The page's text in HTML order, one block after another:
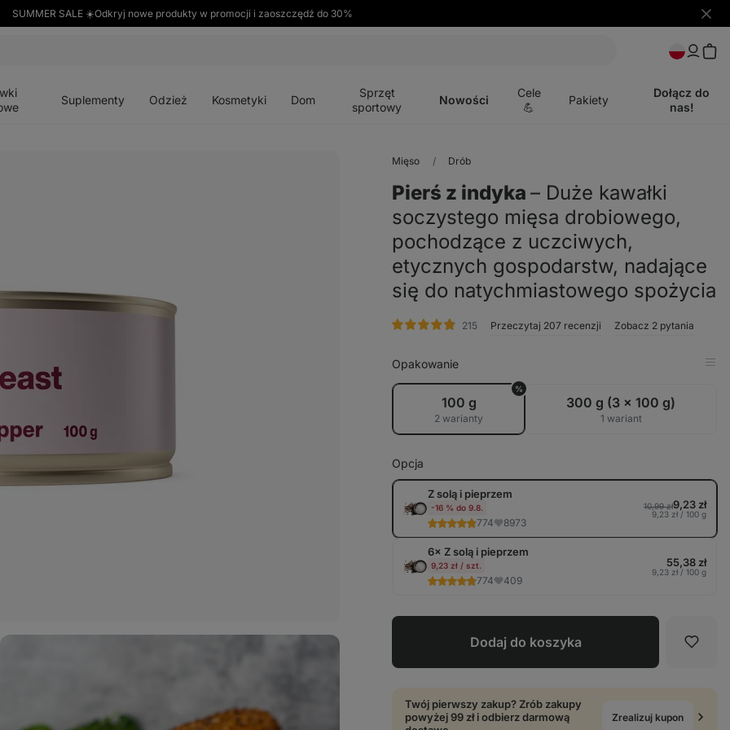
SUMMER SALE ☀️Odkryj nowe produkty w promocji i zaoszczędź do 30%
Ukryj
Suplementy Odzież Kosmetyki Dom
Sprzęt
sportowy
Nowości
Cele
💪
menu
Pakiety
Dołącz do
nas!
Mięso Drób
Pierś z indyka ⁠–⁠ Duże kawałki
soczystego mięsa drobiowego,
pochodzące z uczciwych,
etycznych gospodarstw, nadające
się do natychmiastowego spożycia
215ocenaPrzeczytaj 207 recenzji Zobacz 2 pytania
Opakowanie
%
100 g
2 warianty
300 g (3 x 100 g)
1 wariant
Opcja
Z solą i pieprzem
-16 % do 9.8.
774 8973
10,99 zł9,23 zł
9,23 zł / 100 g
6× Z solą i pieprzem
9,23 zł / szt.
774 409
55,38 zł
9,23 zł / 100 g
Dodaj do koszyka
Twój pierwszy zakup? Zrób zakupy
powyżej 99 zł i odbierz darmową
Zrealizuj kupon